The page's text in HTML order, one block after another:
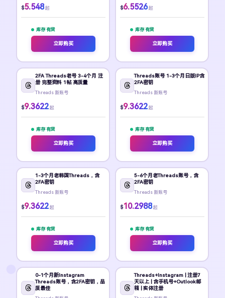
$5.548 起
库存 有货
立即购买
$6.5526 起
库存 有货
立即购买
2FA Threads老号 3-4个月 注
册 完整资料 1帖 高质量
Threads 新账号
$9.3622 起
库存 有货
立即购买
Threads账号 1-3个月日版IP含
2FA密钥
Threads 新账号
$9.3622 起
库存 有货
立即购买
1-3个月老韩国Threads，含
2FA密钥
Threads 新账号
$9.3622 起
库存 有货
立即购买
5-6个月老Threads账号，含
2FA密钥
Threads 新账号
$10.2988 起
库存 有货
立即购买
0-1个月新Instagram
Threads账号，含2FA密钥，品
质最佳
Threads+Instagram | 注册7
天以上 | 含手机号+Outlook邮
箱 | 实体注册